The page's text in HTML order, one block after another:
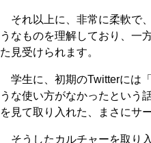
それ以上に、非常に柔軟で
うなものを理解しており、一
た見受けられます。
学生に、初期のTwitterには
うな使い方がなかったという
を見て取り入れた、まさにサ
そうしたカルチャーを取り